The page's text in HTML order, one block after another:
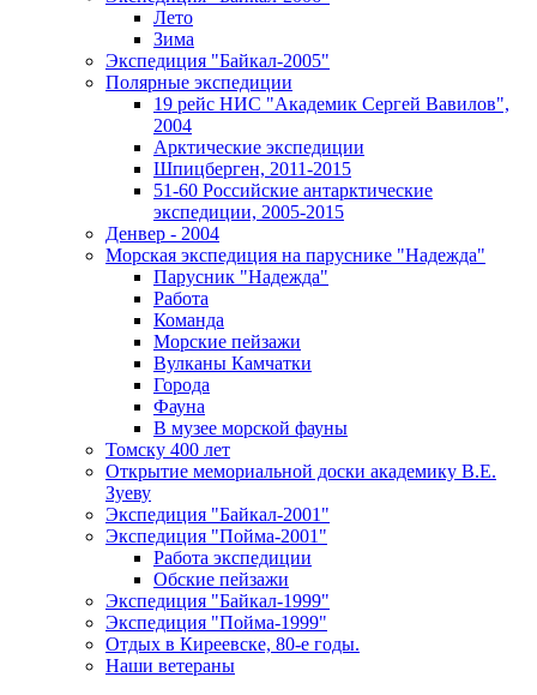
Лето
Зима
Экспедиция "Байкал-2005"
Полярные экспедиции
19 рейс НИС "Академик Сергей Вавилов",
2004
Арктические экспедиции
Шпицберген, 2011-2015
51-60 Российские антарктические
экспедиции, 2005-2015
Денвер - 2004
Морская экспедиция на паруснике "Надежда"
Парусник "Надежда"
Работа
Команда
Морские пейзажи
Вулканы Камчатки
Города
Фауна
В музее морской фауны
Томску 400 лет
Открытие мемориальной доски академику В.Е.
Зуеву
Экспедиция "Байкал-2001"
Экспедиция "Пойма-2001"
Работа экспедиции
Обские пейзажи
Экспедиция "Байкал-1999"
Экспедиция "Пойма-1999"
Отдых в Киреевске, 80-е годы.
Наши ветераны